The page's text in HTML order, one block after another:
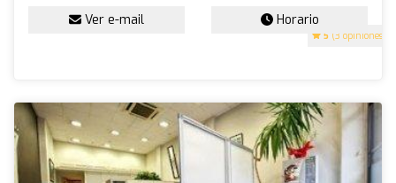
5 (3 opiniones)
Ver e-mail Horario